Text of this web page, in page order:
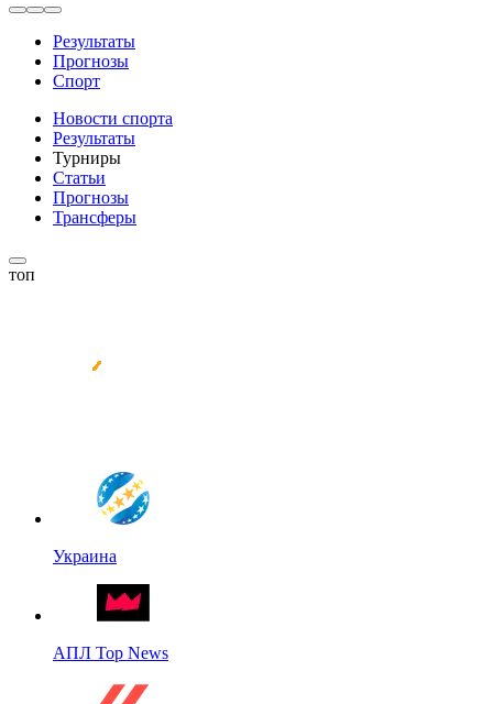
Результаты
Прогнозы
Спорт
Новости спорта
Результаты
Турниры
Статьи
Прогнозы
Трансферы
топ
Украина
АПЛ Top News